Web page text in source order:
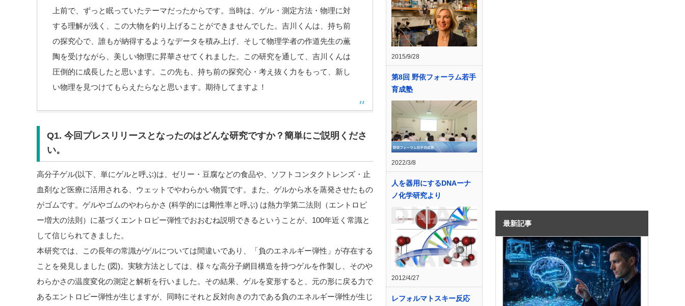
上前で、ずっと眠っていたテーマだったからです。当時は、ゲル・測定方法・物理に対
する理解が浅く、この大物を釣り上げることができませんでした。吉川くんは、持ち前
の探究心で、誰もが納得するようなデータを積み上げ、そして物理学者の作道先生の薫
陶を受けながら、美しい物理に昇華させてくれました。この研究を通して、吉川くんは
圧倒的に成長したと思います。この先も、持ち前の探究心・考え抜く力をもって、新し
い物理を見つけてもらえたらなと思います。期待してますよ！
Q1. 今回プレスリリースとなったのはどんな研究ですか？簡単にご説明くださ
い。
高分子ゲル(以下、単にゲルと呼ぶ)は、ゼリー・豆腐などの食品や、ソフトコンタクトレンズ・止
血剤など医療に活用される、ウェットでやわらかい物質です。また、ゲルから水を蒸発させたもの
がゴムです。ゲルやゴムのやわらかさ (科学的には剛性率と呼ぶ) は熱力学第二法則（エントロピ
ー増大の法則）に基づくエントロピー弾性でおおむね説明できるということが、100年近く常識と
して信じられてきました。
本研究では、この長年の常識がゲルについては間違いであり、「負のエネルギー弾性」が存在する
ことを発見しました (図)。実験方法としては、様々な高分子網目構造を持つゲルを作製し、そのや
わらかさの温度変化の測定と解析を行いました。その結果、ゲルを変形すると、元の形に戻る力で
あるエントロピー弾性が生じますが、同時にそれと反対向きの力である負のエネルギー弾性が生じ
2015/9/28
第8回 野依フォーラム若手
育成塾
2022/3/8
人を器用にするDNAーナ
ノ化学研究より
2012/4/27
レフォルマトスキー反応
最新記事